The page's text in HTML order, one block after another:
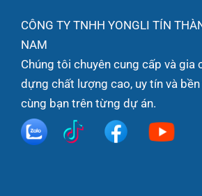
CÔNG TY TNHH YONGLI TÍN
NAM
Chúng tôi chuyên cung cấp và gia
dựng chất lượng cao, uy tín và
cùng bạn trên từng dự án.